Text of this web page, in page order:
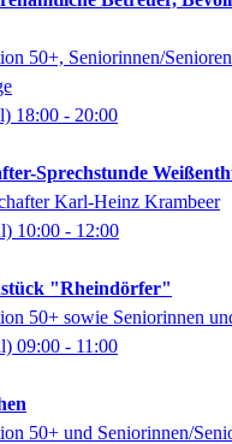
50+, Seniorinnen/
18:00 - 20:00
Sprechstunde
Karl-Heinz Krambeer
10:00 - 12:00
"Rheindörfer"
50+ sowie Seniorinnen
09:00 - 11:00
50+ und Seniorinnen/